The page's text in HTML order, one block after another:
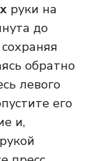
руки на
до
обратно
левого
его
и,